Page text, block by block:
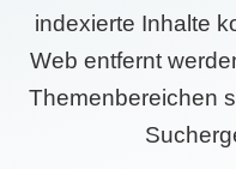
indexierte Inhalte
Web entfernt
Themenbereichen